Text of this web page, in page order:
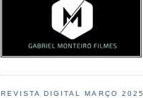
REVISTA DIGITAL MARÇO 2025